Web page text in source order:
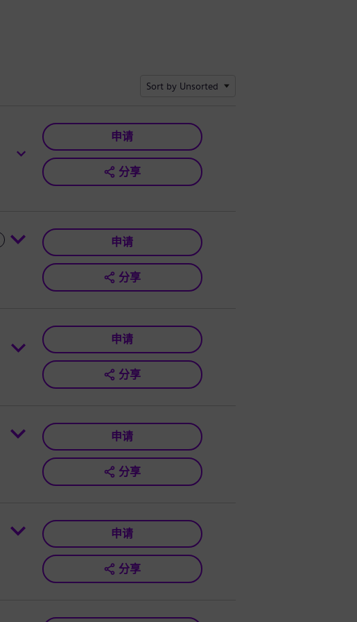
Sort by Unsorted
申请
分享
申请
分享
申请
分享
申请
分享
申请
分享